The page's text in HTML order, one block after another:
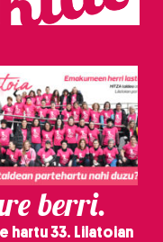
diguzu.
Gehiago
berri.
hartu 33. Lilatoian